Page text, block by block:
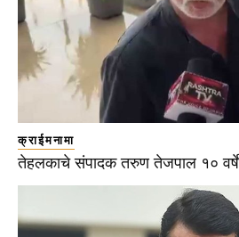
क्राईमनामा
तेहलकाचे संपादक तरुण तेजपाल १० वर्षे